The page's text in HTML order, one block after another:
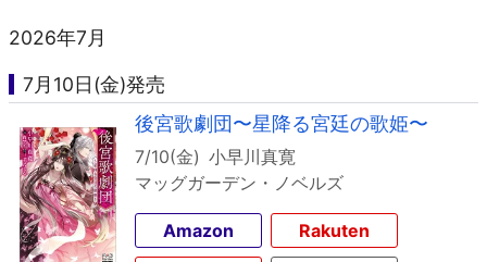
2026年7月
7月10日(金)発売
後宮歌劇団〜星降る宮廷の歌姫〜
7/10(金) 小早川真寛
マッグガーデン・ノベルズ
Amazon
Rakuten